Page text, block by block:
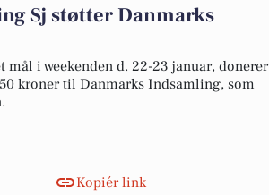
Sj støtter Danmarks
i weekenden d. 22-23 januar, donerer
kroner til Danmarks Indsamling, som
Kopiér link